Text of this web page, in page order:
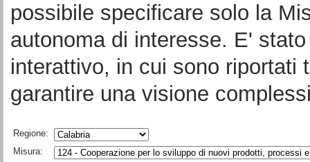
possibile specificare solo la
autonoma di interesse. E'
interattivo, in cui sono riportati
garantire una visione
Regione:
Misura: